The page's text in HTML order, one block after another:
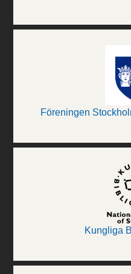
Föreningen
Kungliga